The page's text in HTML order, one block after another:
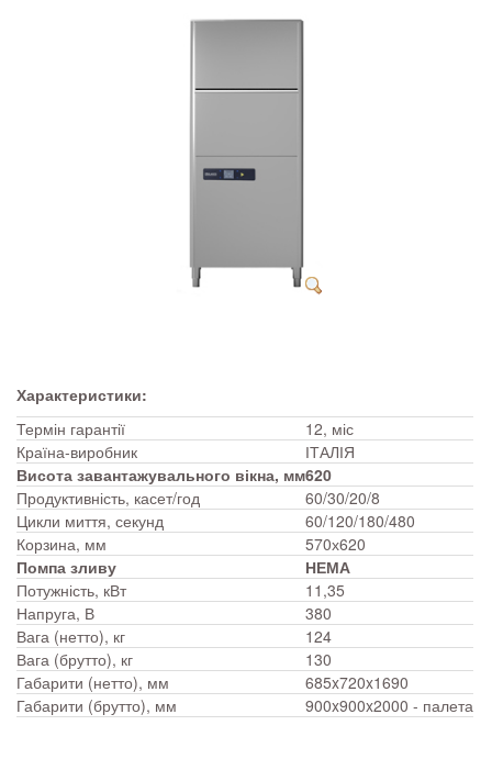
Характеристики:
Термін гарантії
12, міс
Країна-виробник
ІТАЛІЯ
Висота завантажувального вікна, мм620
Продуктивність, касет/год
60/30/20/8
Цикли миття, секунд
60/120/180/480
Корзина, мм
570х620
Помпа зливу
НЕМА
Потужність, кВт
11,35
Напруга, В
380
Вага (нетто), кг
124
Вага (брутто), кг
130
Габарити (нетто), мм
685x720x1690
Габарити (брутто), мм
900x900x2000 - палета